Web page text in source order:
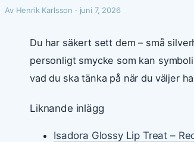
Av Henrik Karlsson · juni 7, 2026
Du har säkert sett dem – små
personligt smycke som kan
vad du ska tänka på när du väljer
Liknande inlägg
Isadora Glossy Lip Treat –